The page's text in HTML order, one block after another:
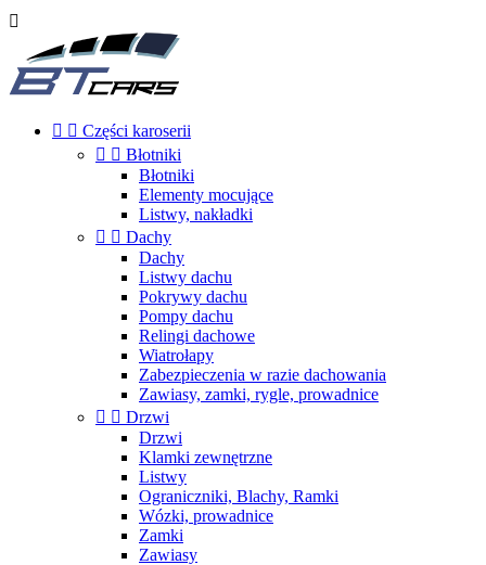

  Części karoserii
  Błotniki
Błotniki
Elementy mocujące
Listwy, nakładki
  Dachy
Dachy
Listwy dachu
Pokrywy dachu
Pompy dachu
Relingi dachowe
Wiatrołapy
Zabezpieczenia w razie dachowania
Zawiasy, zamki, rygle, prowadnice
  Drzwi
Drzwi
Klamki zewnętrzne
Listwy
Ograniczniki, Blachy, Ramki
Wózki, prowadnice
Zamki
Zawiasy